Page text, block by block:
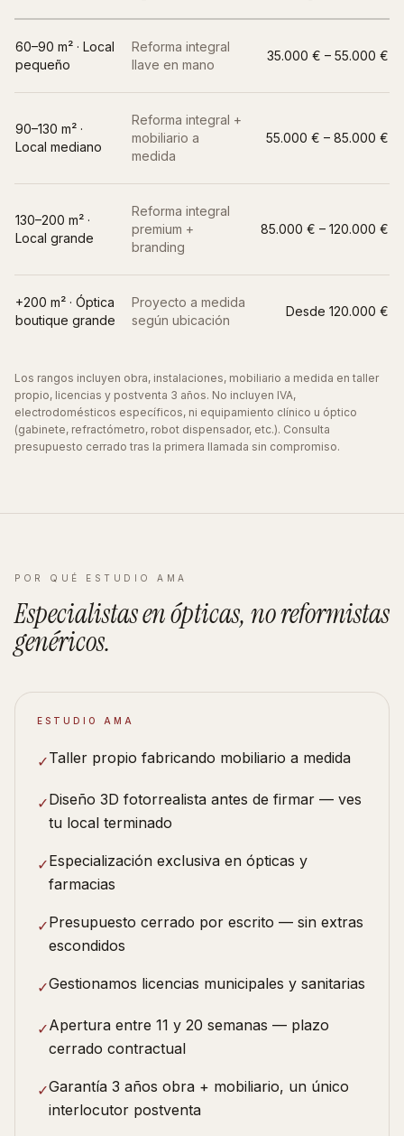
60–90 m² · Local
pequeño
Reforma integral
llave en mano
35.000 € – 55.000 €
90–130 m² ·
Local mediano
Reforma integral +
mobiliario a
medida
55.000 € – 85.000 €
130–200 m² ·
Local grande
Reforma integral
premium +
branding
85.000 € – 120.000 €
+200 m² · Óptica
boutique grande
Proyecto a medida
según ubicación
Desde 120.000 €
Los rangos incluyen obra, instalaciones, mobiliario a medida en taller
propio, licencias y postventa 3 años. No incluyen IVA,
electrodomésticos específicos, ni equipamiento clínico u óptico
(gabinete, refractómetro, robot dispensador, etc.). Consulta
presupuesto cerrado tras la primera llamada sin compromiso.
POR QUÉ ESTUDIO AMA
Especialistas enópticas, no reformistas
genéricos.
ESTUDIO AMA
✓Taller propio fabricando mobiliario a medida
✓Diseño 3D fotorrealista antes de firmar — ves
tu local terminado
✓Especialización exclusiva en ópticas y
farmacias
✓Presupuesto cerrado por escrito — sin extras
escondidos
✓Gestionamos licencias municipales y sanitarias
✓Apertura entre 11 y 20 semanas — plazo
cerrado contractual
✓Garantía 3 años obra + mobiliario, un único
interlocutor postventa